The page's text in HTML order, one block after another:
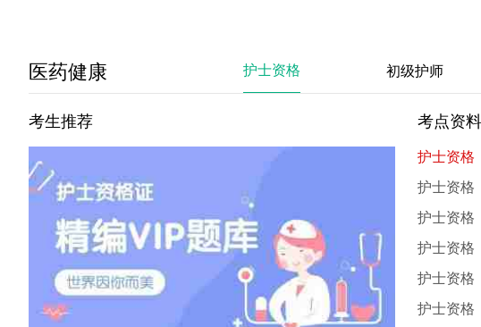
医药健康 护士资格 初级护师
考生推荐 考点资料
护士资格
护士资格
护士资格
护士资格
护士资格
护士资格